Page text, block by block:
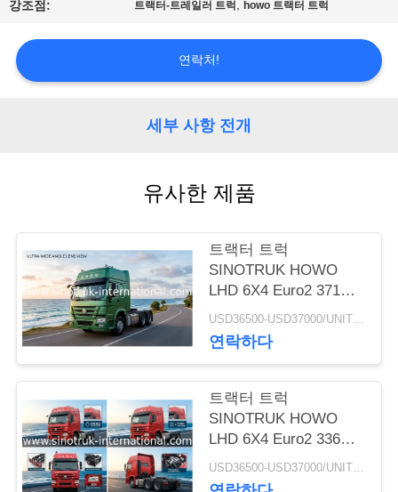
희
와
연
인
강조점: 트랙터-트레일러 트럭 ,howo 트랙터 트럭
연락처!
세부 사항 전개
유사한 제품
트랙터 트럭
SINOTRUK HOWO
LHD 6X4 Euro2 371HP
ZZ4257S3241W
USD36500-USD37000/UNIT)negotiation MOQ:1 단위
연락하다
트랙터 트럭
SINOTRUK HOWO
LHD 6X4 Euro2 336HP
ZZ4257N3241W
USD36500-USD37000/UNIT)negotiation MOQ:1 단위